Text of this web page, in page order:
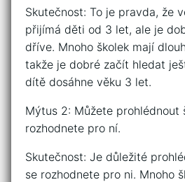
Skutečnost: To je pravda, že
přijímá děti od 3 let, ale je
dříve. Mnoho školek mají
takže je dobré začít hledat
dítě dosáhne věku 3 let.
Mýtus 2: Můžete prohlédnout
rozhodnete pro ní.
Skutečnost: Je důležité
se rozhodnete pro ni. Mnoho